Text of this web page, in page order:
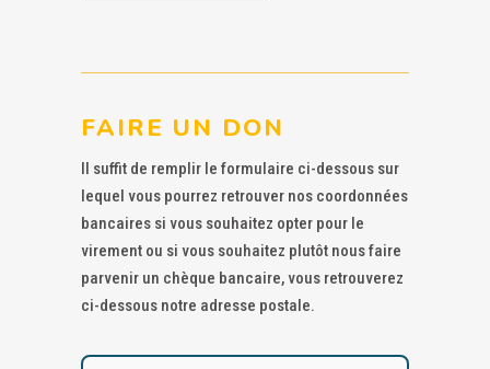
FAIRE UN DON
Il suffit de remplir le formulaire ci-dessous sur
lequel vous pourrez retrouver nos coordonnées
bancaires si vous souhaitez opter pour le
virement ou si vous souhaitez plutôt nous faire
parvenir un chèque bancaire, vous retrouverez
ci-dessous notre adresse postale.